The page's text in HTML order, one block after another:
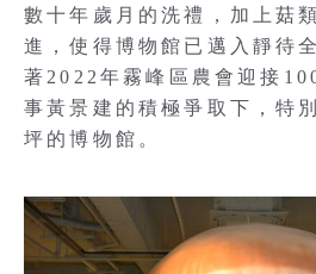
數十年歲月的洗禮，加上菇
進，使得博物館已邁入靜待
著2022年霧峰區農會迎接
事黃景建的積極爭取下，特
坪的博物館。